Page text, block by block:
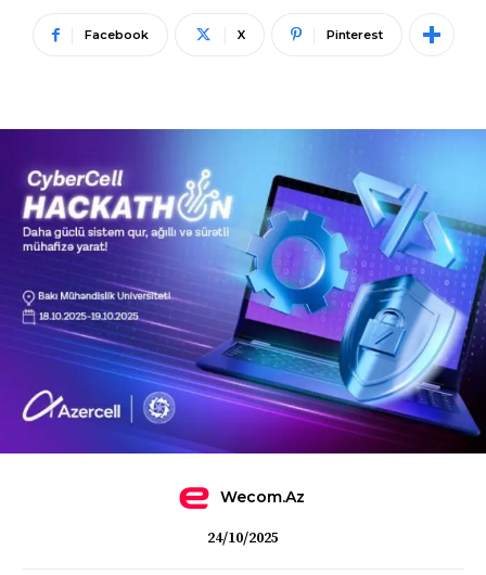
Facebook X Pinterest
Wecom.az
24/10/2025